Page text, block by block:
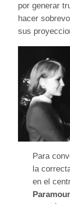
por generar
hacer
sus
Para
la
en el